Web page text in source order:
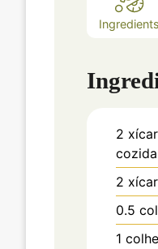
Ingredients
2
cozida
2
0.5
1